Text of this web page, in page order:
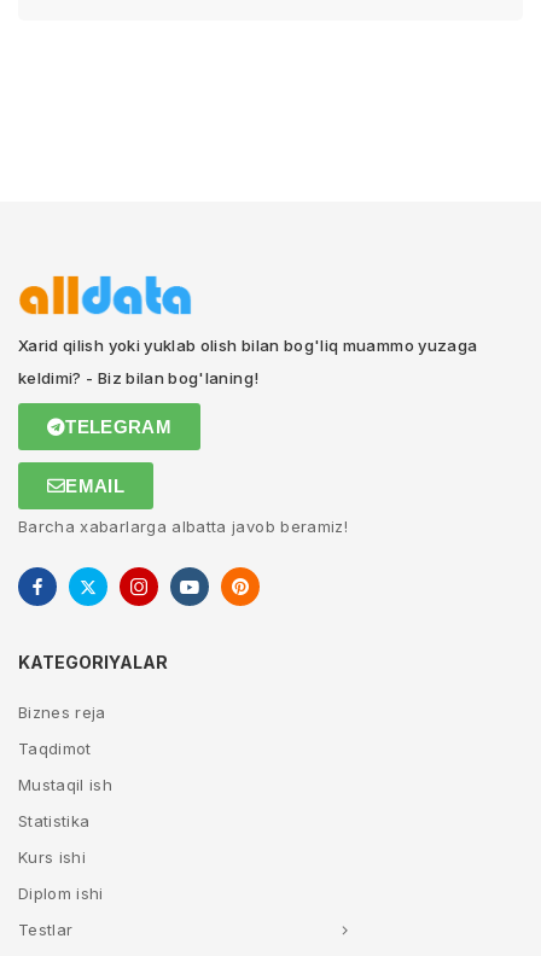
Xarid qilish yoki yuklab olish bilan bog'liq muammo yuzaga
keldimi? - Biz bilan bog'laning!
TELEGRAM
EMAIL
Barcha xabarlarga albatta javob beramiz!
KATEGORIYALAR
Biznes reja
Taqdimot
Mustaqil ish
Statistika
Kurs ishi
Diplom ishi
Testlar